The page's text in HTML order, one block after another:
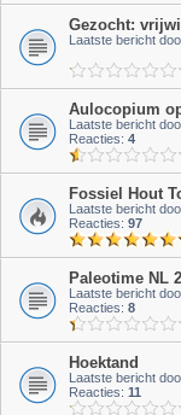
Gezocht:
Laatste bericht
Aulocopium
Laatste bericht
Reacties: 4
Fossiel Hout
Laatste bericht
Reacties: 97
Paleotime NL
Laatste bericht
Reacties: 8
Hoektand
Laatste bericht
Reacties: 11